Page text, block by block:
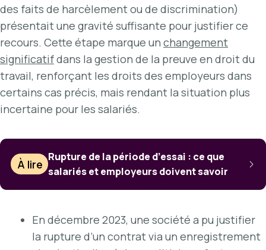
des faits de harcèlement ou de discrimination)
présentait une gravité suffisante pour justifier ce
recours. Cette étape marque un changement
significatifdans la gestion de la preuve en droit du
travail, renforçant les droits des employeurs dans
certains cas précis, mais rendant la situation plus
incertaine pour les salariés.
À lire
Rupture de la période d’essai : ce que
salariés et employeurs doivent savoir
En décembre 2023, une société a pu justifier
la rupture d’un contrat via un enregistrement